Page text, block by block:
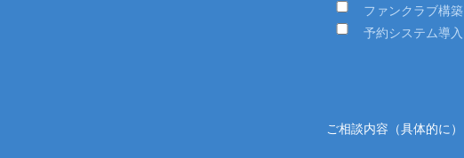
ファンクラブ構築
予約システム導入